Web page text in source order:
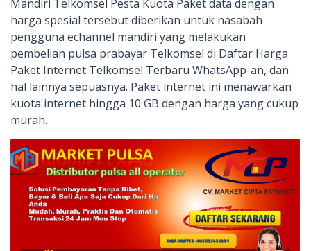
Mandiri Telkomsel Pesta Kuota Paket data dengan
harga spesial tersebut diberikan untuk nasabah
pengguna echannel mandiri yang melakukan
pembelian pulsa prabayar Telkomsel di Daftar Harga
Paket Internet Telkomsel Terbaru WhatsApp-an, dan
hal lainnya sepuasnya. Paket internet ini menawarkan
kuota internet hingga 10 GB dengan harga yang cukup
murah.